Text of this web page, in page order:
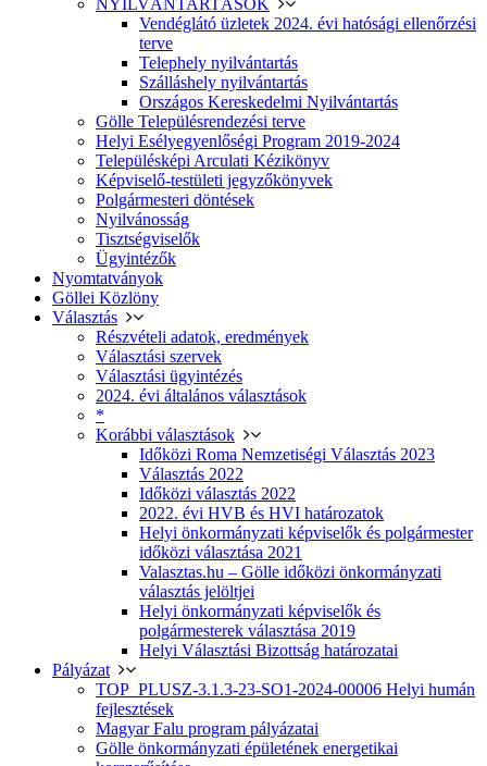
NYILVÁNTARTÁSOK
Vendéglátó üzletek 2024. évi hatósági ellenőrzési
terve
Telephely nyilvántartás
Szálláshely nyilvántartás
Országos Kereskedelmi Nyilvántartás
Gölle Településrendezési terve
Helyi Esélyegyenlőségi Program 2019-2024
Településképi Arculati Kézikönyv
Képviselő-testületi jegyzőkönyvek
Polgármesteri döntések
Nyilvánosság
Tisztségviselők
Ügyintézők
Nyomtatványok
Göllei Közlöny
Választás
Részvételi adatok, eredmények
Választási szervek
Választási ügyintézés
2024. évi általános választások
*
Korábbi választások
Időközi Roma Nemzetiségi Választás 2023
Választás 2022
Időközi választás 2022
2022. évi HVB és HVI határozatok
Helyi önkormányzati képviselők és polgármester
időközi választása 2021
Valasztas.hu – Gölle időközi önkormányzati
választás jelöltjei
Helyi önkormányzati képviselők és
polgármesterek választása 2019
Helyi Választási Bizottság határozatai
Pályázat
TOP_PLUSZ-3.1.3-23-SO1-2024-00006 Helyi humán
fejlesztések
Magyar Falu program pályázatai
Gölle önkormányzati épületének energetikai